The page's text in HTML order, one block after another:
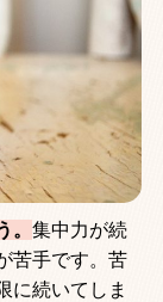
。 集中力が続
苦手です。苦
に続いてしま